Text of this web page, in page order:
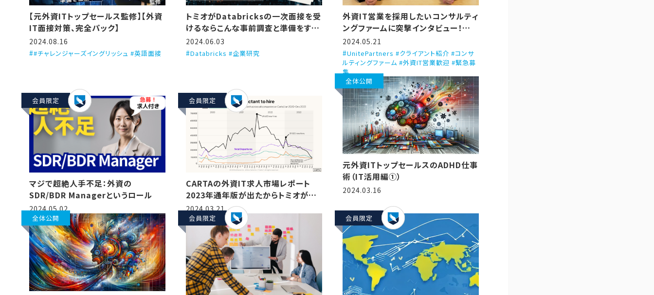
【元外資ITトップセールス監修】【外資
IT面接対策、完全パック】
2024.08.16
#チャレンジャーズイングリッシュ #英語面接
トミオがDatabricksの一次面接を受
けるならこんな事前調査と準備をす
る、という話
2024.06.03
Databricks #企業研究
外資IT営業を採用したいコンサルティ
ングファームに突撃インタビュー！
（Unite Partners）
2024.05.21
UnitePartners #クライアント紹介 #コンサ
ルティングファーム #外資IT営業歓迎 #緊急募
集
会員限定
マジで超絶人手不足：外資の
SDR/BDR Managerというロール
2024.05.02
会員限定
CARTAの外資IT求人市場レポート
2023年通年版が出たからトミオが翻
訳しつつ解説するで！（State of
startup compensation, H2
2024.03.21
全体公開
元外資ITトップセールスのADHD仕事
術（IT活用編①）
2024.03.16
全体公開 会員限定 会員限定